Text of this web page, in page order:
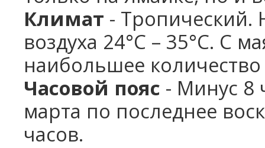
Климат - Тропический.
воздуха 24°С – 35°С. С
наибольшее количество
Часовой пояс - Минус 8
марта по последнее
часов.